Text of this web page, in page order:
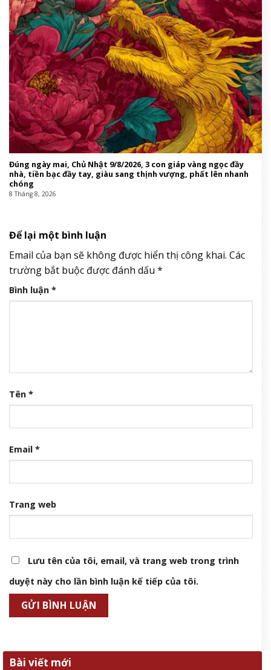
Đúng ngày mai, Chủ Nhật 9/8/2026, 3 con giáp vàng ngọc đầy
nhà, tiền bạc đầy tay, giàu sang thịnh vượng, phất lên nhanh
chóng
8 Tháng 8, 2026
Để lại một bình luận
Email của bạn sẽ không được hiển thị công khai. Các
trường bắt buộc được đánh dấu *
Bình luận *
Tên *
Email *
Trang web
Lưu tên của tôi, email, và trang web trong trình
duyệt này cho lần bình luận kế tiếp của tôi.
Bài viết mới